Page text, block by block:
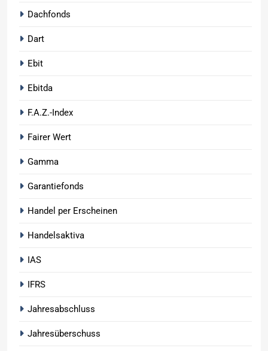
Dachfonds
Dart
Ebit
Ebitda
F.A.Z.-Index
Fairer Wert
Gamma
Garantiefonds
Handel per Erscheinen
Handelsaktiva
IAS
IFRS
Jahresabschluss
Jahresüberschuss